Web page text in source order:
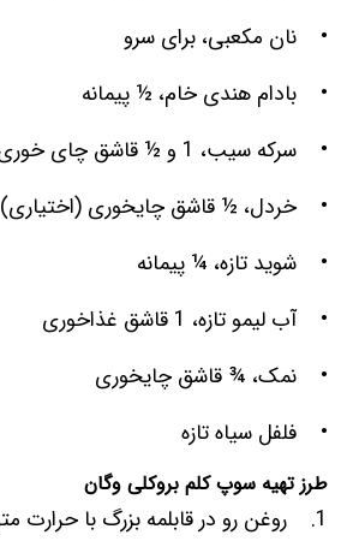
• نان مکعبی، برای سرو
• بادام هندی خام، ½ پیمانه
• سرکه سیب، 1 و ½ قاشق چای خوری
• خردل، ½ قاشق چایخوری (اختیاری)
• شوید تازه، ¼ پیمانه
• آب لیمو تازه، 1 قاشق غذاخوری
• نمک، ¾ قاشق چایخوری
• فلفل سیاه تازه
طرز تهیه سوپ کلم بروکلی وگان
1. روغن رو در قابلمه بزرگ با حرارت متوسط گرم کنید.